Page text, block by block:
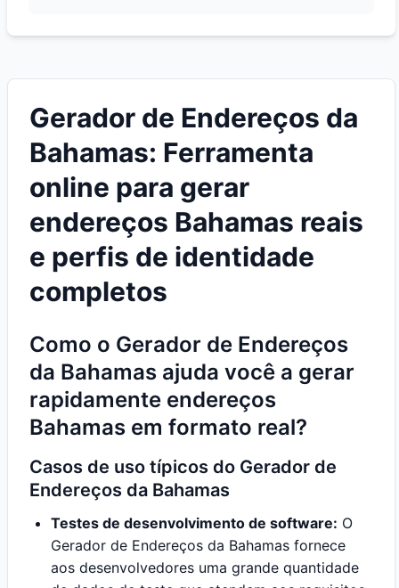
Gerador de Endereços da
Bahamas: Ferramenta
online para gerar
endereços Bahamas reais
e perfis de identidade
completos
Como o Gerador de Endereços
da Bahamas ajuda você a gerar
rapidamente endereços
Bahamas em formato real?
Casos de uso típicos do Gerador de
Endereços da Bahamas
Testes de desenvolvimento de software: O
Gerador de Endereços da Bahamas fornece
aos desenvolvedores uma grande quantidade